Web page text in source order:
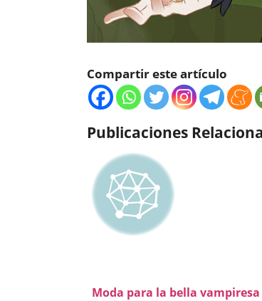
Compartir este artículo
Publicaciones
Moda para la bella vampiresa